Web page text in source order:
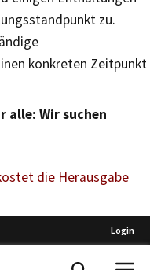
zu.
konkreten Zeitpunkt
alle: Wir suchen
die Herausgabe